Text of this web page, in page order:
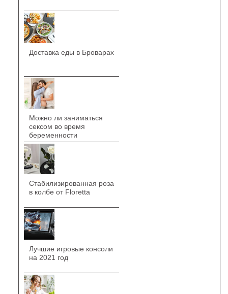
Доставка еды в Броварах
Можно ли заниматься
сексом во время
беременности
Стабилизированная роза
в колбе от Floretta
Лучшие игровые консоли
на 2021 год